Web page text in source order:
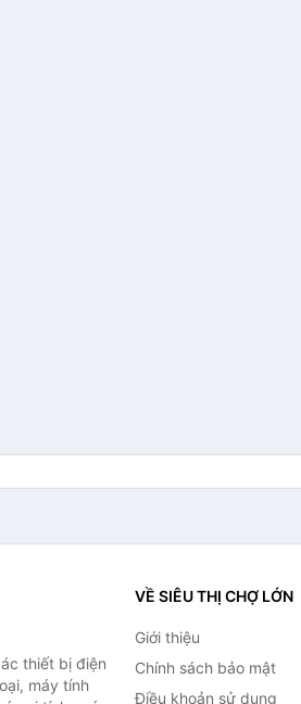
thiết bị điện
máy tính
VỀ SIÊU THỊ CHỢ LỚN
Giới thiệu
Chính sách bảo mật
Điều khoản sử dụng